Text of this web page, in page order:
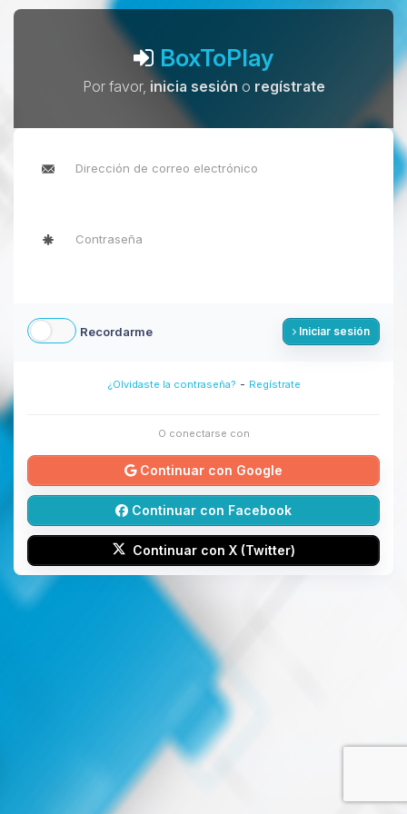
BoxToPlay
Por favor, inicia sesión o regístrate
Recordarme Iniciar sesión
¿Olvidaste la contraseña? - Regístrate
O conectarse con
Continuar con Google
Continuar con Facebook
Continuar con X (Twitter)